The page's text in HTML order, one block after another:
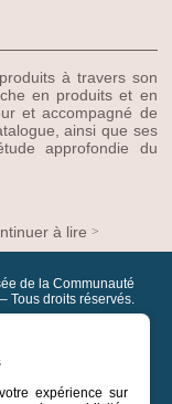
à travers son
en produits et en
et accompagné de
ainsi que ses
approfondie du
à lire
de la Communauté
Tous droits réservés.
DE RÉFÉRENCE
de confidentialité
|
du site web
expérience sur